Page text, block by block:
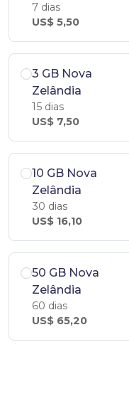
7 dias
US$ 5,50
3 GB Nova
Zelândia
15 dias
US$ 7,50
10 GB Nova
Zelândia
30 dias
US$ 16,10
50 GB Nova
Zelândia
60 dias
US$ 65,20